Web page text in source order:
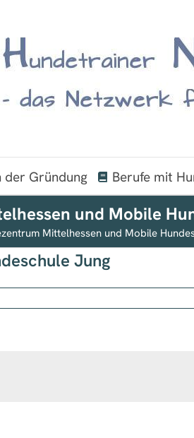
der Gründung Berufe mit
und Mobile
Mittelhessen und Mobile
Jung